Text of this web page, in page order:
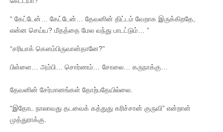
“ கேட்டேன்… கேட்டேன்… தேவனின் திட்டம் வேறாக இருக்கிறதே,
என்ன செய்ய? மீதத்தை மேல வந்து பாடட்டும்… ”
“சரியாக் கெளம்பிருவான்தானே?”
பிள்ளை… அம்பி… சொர்ணம்… சோலை… கருநாக்கு…
தேவனின் சேர்மானங்கள் தோற்பதேயில்லை.
“இதோட நாலாவது தடவைக் கத்துது கரிச்சான் குருவி” என்றான்
முத்துராக்கு.